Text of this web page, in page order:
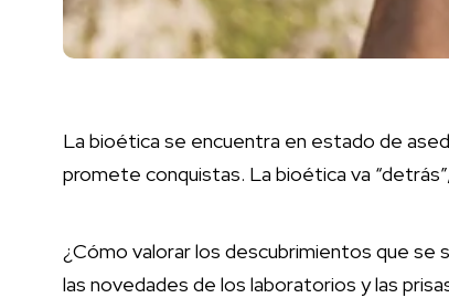
La bioética se encuentra en estado de
promete conquistas. La bioética va
¿Cómo valorar los descubrimientos que se
las novedades de los laboratorios y las